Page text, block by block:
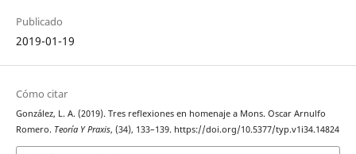
Publicado
2019-01-19
Cómo citar
González, L. A. (2019). Tres reflexiones en homenaje a Mons. Oscar Arnulfo
Romero. Teoría Y Praxis, (34), 133–139. https://doi.org/10.5377/typ.v1i34.14824